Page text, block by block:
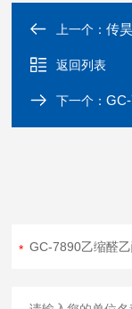
上一个：传
返回列表
下一个：